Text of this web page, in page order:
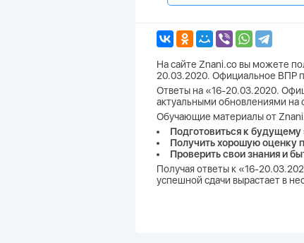
На сайте Znani.co вы можете
20.03.2020. Официальное ВПР
Ответы на «16-20.03.2020.
актуальными обновлениями на
Обучающие материалы от
Подготовиться к будущему
Получить хорошую оценку
Проверить свои знания и
Получая ответы к «16-
успешной сдачи вырастает в